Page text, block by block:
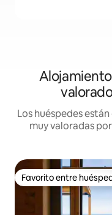
Los huéspedes
muy valoradas
Favorito entre
Favorito entre